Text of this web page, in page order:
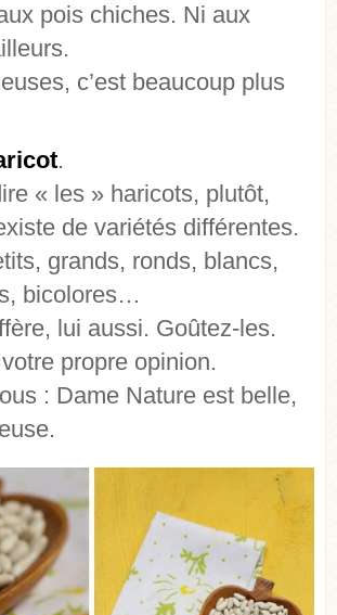
pois chiches. Ni aux
c’est beaucoup plus
.
« les » haricots, plutôt,
de variétés différentes.
grands, ronds, blancs,
bicolores…
lui aussi. Goûtez-les.
propre opinion.
: Dame Nature est belle,